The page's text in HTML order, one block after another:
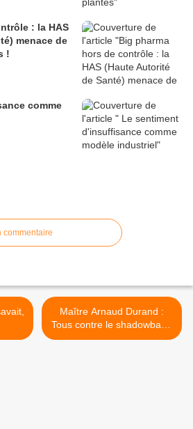
: la HAS
menace de
!
comme
commentaire
Maître Arnaud Durand :
Tous contre le shadowban !
>